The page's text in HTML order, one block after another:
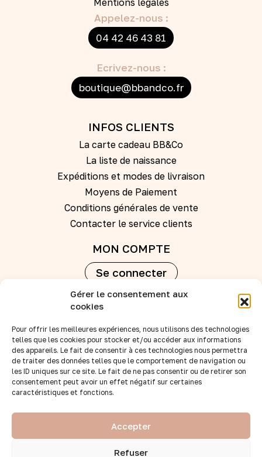
Gérer le consentement aux
cookies
Pour offrir les meilleures expériences, nous utilisons des technologies
telles que les cookies pour stocker et/ou accéder aux informations
des appareils. Le fait de consentir à ces technologies nous permettra
de traiter des données telles que le comportement de navigation ou
les ID uniques sur ce site. Le fait de ne pas consentir ou de retirer son
consentement peut avoir un effet négatif sur certaines
caractéristiques et fonctions.
Accepter
Refuser
Mentions légales
Appelez-nous :
04 42 46 43 81
Ecrivez-nous :
boutique@bbandco.fr
INFOS CLIENTS
La carte cadeau BB&Co
La liste de naissance
Expéditions et modes de livraison
Moyens de Paiement
Conditions générales de vente
Contacter le service clients
MON COMPTE
Se connecter
Créer un compte
REVENDEURS
Nos points de vente
Devenir revendeur
Accès B to B
SUIVEZ-NOUS :